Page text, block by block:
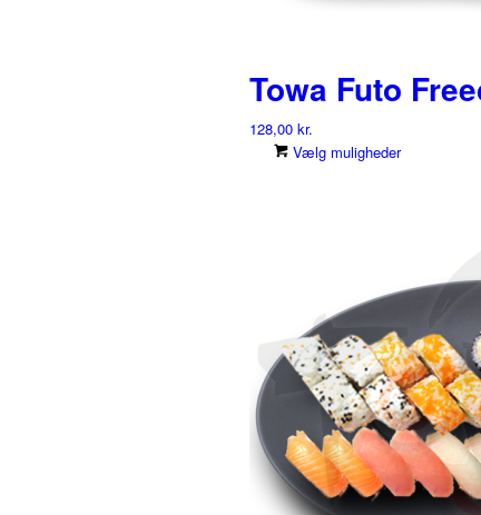
Towa Futo
128,00 kr.
Vælg muligheder
kan
på